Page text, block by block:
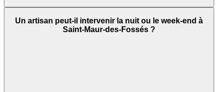
Un artisan peut-il intervenir la nuit ou le week-end à
Saint-Maur-des-Fossés ?